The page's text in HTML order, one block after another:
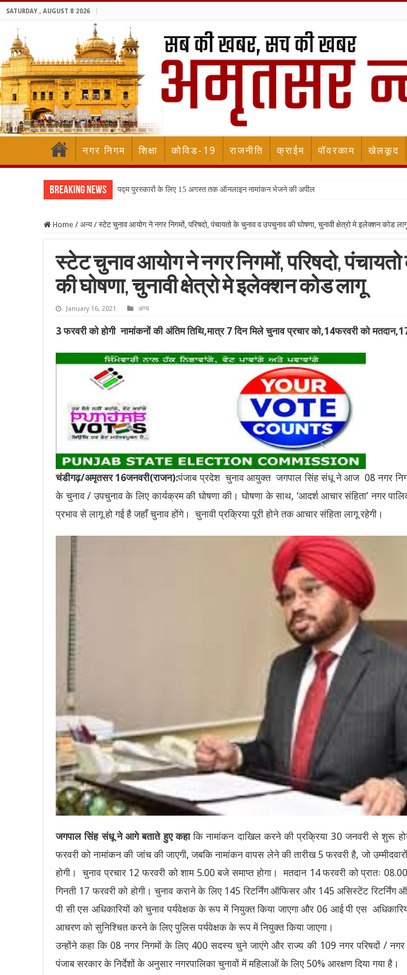
SATURDAY , AUGUST 8 2026
नगर निगम शिक्षा कोविड-19 राजनीति क्राईम पॉवरकाम खेलकूद
Breaking News पद्म पुरस्कारों के लिए 15 अगस्त तक ऑनलाइन नामांकन भेजने की अपील
Home / अन्य / स्टेट चुनाव आयोग ने नगर निगमों, परिषदो, पंचायतो के चुनाव व उपचुनाव की घोषणा, चुनावी क्षेत्रो मे इलेक्शन कोड
स्टेट चुनाव आयोग ने नगर निगमों, परिषदो,
की घोषणा, चुनावी क्षेत्रो मे इलेक्शन कोड लागू
January 16, 2021 अन्य
3 फरवरी को होगी नामांकनों की अंतिम तिथि,मात्र 7 दिन मिले चुनाव प्रचार को,14फरवरी को
चंडीगढ़/अमृतसर 16जनवरी(राजन):पंजाब प्रदेश चुनाव आयुक्त जगपाल सिंह संधू ने आज 08 नगर
के चुनाव / उपचुनाव के लिए कार्यक्रम की घोषणा की। घोषणा के साथ, ‘आदर्श आचार संहिता’ नगर
प्रभाव से लागू हो गई है जहाँ चुनाव होंगे। चुनावी प्रक्रिया पूरी होने तक आचार संहिता लागू रहेगी।
जगपाल सिंह संधू ने आगे बताते हुए कहाकि नामांकन दाखिल करने की प्रक्रिया 30 जनवरी से शुरू
फरवरी को नामांकन की जांच की जाएगी, जबकि नामांकन वापस लेने की तारीख 5 फरवरी है, जो
होगी। चुनाव प्रचार 12 फरवरी को शाम 5.00 बजे समाप्त होगा। मतदान 14 फरवरी को प्रातः
गिनती 17 फरवरी को होगी। चुनाव कराने के लिए 145 रिटर्निंग ऑफिसर और 145 असिस्टेंट
पी सी एस अधिकारियों को चुनाव पर्यवेक्षक के रूप में नियुक्त किया जाएगा और 06 आई पी एस
आचरण को सुनिश्चित करने के लिए पुलिस पर्यवेक्षक के रूप में नियुक्त किया जाएगा।
उन्होंने कहा कि 08 नगर निगमों के लिए 400 सदस्य चुने जाएंगे और राज्य की 109 नगर परिषदों /
पंजाब सरकार के निर्देशों के अनुसार नगरपालिका चुनावों में महिलाओं के लिए 50% आरक्षण दिया गया है।